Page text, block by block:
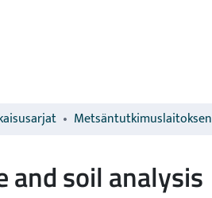
and soil analysis